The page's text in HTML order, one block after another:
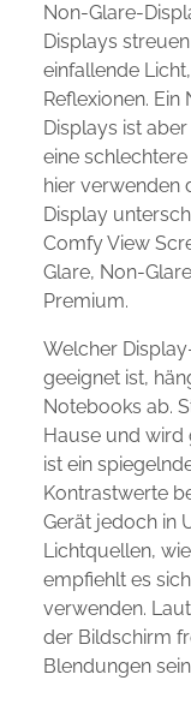
Non-Glare-
Displays
einfallende
Reflexionen.
Displays ist
eine
hier verwenden
Display
Comfy View
Glare, Non-
Premium.
Welcher
geeignet ist,
Notebooks ab.
Hause und wird
ist ein
Kontrastwerte
Gerät jedoch in
Lichtquellen,
empfiehlt es
verwenden.
der Bildschirm
Blendungen